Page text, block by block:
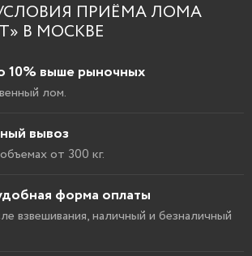
ПРИЁМА ЛОМА
В МОСКВЕ
10% выше рыночных
лом.
вывоз
от 300 кг.
форма оплаты
взвешивания, наличный и безналичный